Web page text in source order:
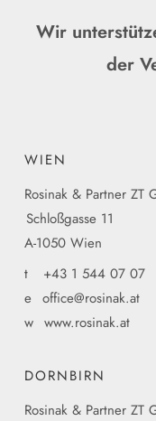
Wir
der
WIEN
Rosinak & Partner ZT
Schloßgasse 11
A-1050 Wien
t
+43 1 544 07 07
e office@rosinak.at
w www.rosinak.at
DORNBIRN
Rosinak & Partner ZT